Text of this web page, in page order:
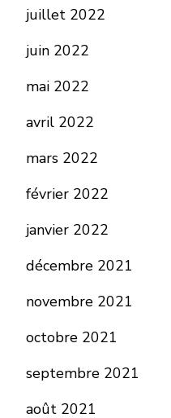
juillet 2022
juin 2022
mai 2022
avril 2022
mars 2022
février 2022
janvier 2022
décembre 2021
novembre 2021
octobre 2021
septembre 2021
août 2021